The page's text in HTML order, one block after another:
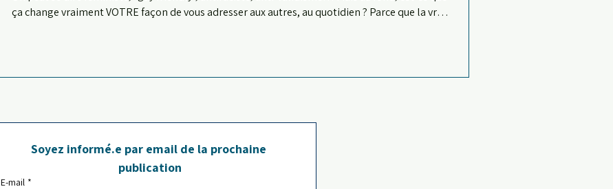
ça change vraiment VOTRE façon de vous adresser aux autres, au quotidien ? Parce que la vraie
façon avec
Soyez informé.e par email de la prochaine
publication
E-mail *